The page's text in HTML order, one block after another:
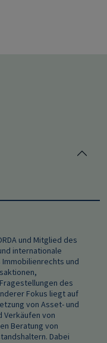
und Mitglied des
internationale
und
des
Fokus liegt auf
von Asset- und
Verkäufen von
Beratung von
Dabei